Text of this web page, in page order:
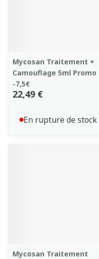
Mycosan Traitement +
Camouflage 5ml Promo
-7,5€
22,49 €
En rupture de stock
Mycosan Traitement